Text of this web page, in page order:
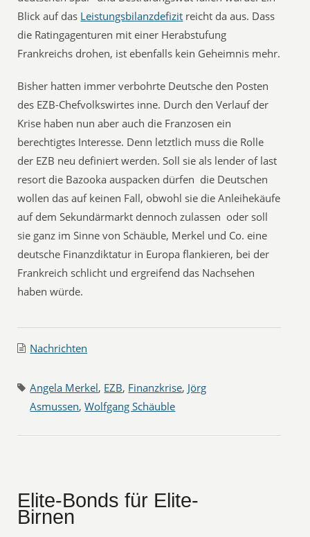
Blick auf das Leistungsbilanzdefizit reicht da aus. Dass
die Ratingagenturen mit einer Herabstufung
Frankreichs drohen, ist ebenfalls kein Geheimnis mehr.
Bisher hatten immer verbohrte Deutsche den Posten
des EZB-Chefvolkswirtes inne. Durch den Verlauf der
Krise haben nun aber auch die Franzosen ein
berechtigtes Interesse. Denn letztlich muss die Rolle
der EZB neu definiert werden. Soll sie als lender of last
resort die Bazooka auspacken dürfen  die Deutschen
wollen das auf keinen Fall, obwohl sie die Anleihekäufe
auf dem Sekundärmarkt dennoch zulassen  oder soll
sie ganz im Sinne von Schäuble, Merkel und Co. eine
deutsche Finanzdiktatur in Europa flankieren, bei der
Frankreich schlicht und ergreifend das Nachsehen
haben würde.
Nachrichten
Angela Merkel, EZB, Finanzkrise, Jörg
Asmussen,Wolfgang Schäuble
Elite-Bonds für Elite-
Birnen